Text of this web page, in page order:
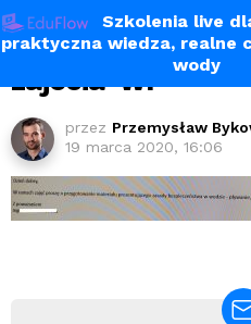
Szkolenia live
praktyczna wiedza, realne
wody
zajecia-wf
przez Przemysław
19 marca 2020, 16:06